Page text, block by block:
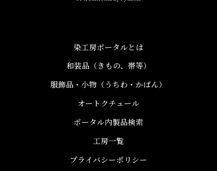
染工房ポータルとは
和装品（きもの、帯等）​
服飾品・小物​（うちわ・かばん）
オートクチュール
ポータル内製品検索
工房一覧
プライバシーポリシー